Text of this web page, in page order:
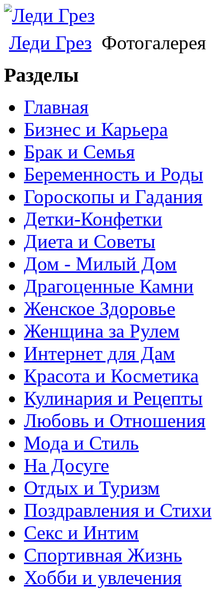
Леди Грез Фотогалерея
Разделы
Главная
Бизнес и Карьера
Брак и Семья
Беременность и Роды
Гороскопы и Гадания
Детки-Конфетки
Диета и Советы
Дом - Милый Дом
Драгоценные Камни
Женское Здоровье
Женщина за Рулем
Интернет для Дам
Красота и Косметика
Кулинария и Рецепты
Любовь и Отношения
Мода и Стиль
На Досуге
Отдых и Туризм
Поздравления и Стихи
Секс и Интим
Спортивная Жизнь
Хобби и увлечения